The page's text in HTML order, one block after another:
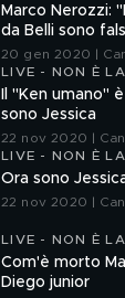
Marco Nerozzi:
da Belli sono
20 gen 2020 |
LIVE - NON È
Il "Ken umano"
sono Jessica
22 nov 2020 |
LIVE - NON È
Ora sono
22 nov 2020 |
LIVE - NON È
Com'è morto
Diego junior